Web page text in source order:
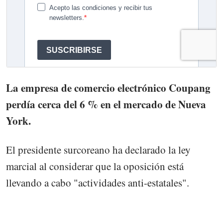
La empresa de comercio electrónico Coupang
perdía cerca del 6 % en el mercado de Nueva
York.
El presidente surcoreano ha declarado la ley
marcial al considerar que la oposición está
llevando a cabo "actividades anti-estatales".